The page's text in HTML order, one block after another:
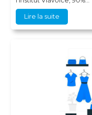
Lire la suite